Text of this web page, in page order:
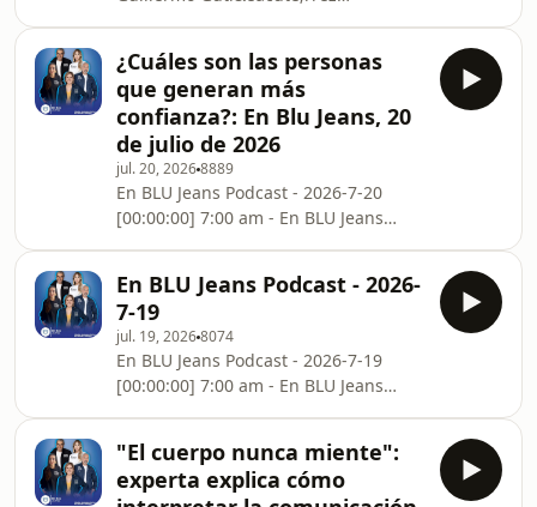
sue&ntilde;o pueden afectar la
memoria, aumentar el riesgo de
accidentes de tr&aacute;nsito e
incluso provocar enfermedades
cardiovasculares.See
omnystudio.com/listener for privacy
information.
¿Cuáles son las personas
que generan más
confianza?: En Blu Jeans, 20
de julio de 2026
jul. 20, 20268889
En BLU Jeans Podcast - 2026-7-20
[00:00:00] 7:00 am - En BLU Jeans
[03:00:01] 10:00 am - En BLU JeansSee
omnystudio.com/listener for privacy
information.
En BLU Jeans Podcast - 2026-
7-19
jul. 19, 20268074
En BLU Jeans Podcast - 2026-7-19
[00:00:00] 7:00 am - En BLU Jeans
[03:00:01] 10:00 am - En BLU JeansSee
omnystudio.com/listener for privacy
"El cuerpo nunca miente":
experta explica cómo